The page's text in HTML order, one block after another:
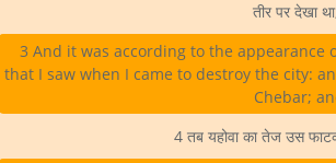
तीर पर देखा
3 And it was according to the appearance
that I saw when I came to destroy the city:
Chebar;
4 तब यहोवा का तेज उस